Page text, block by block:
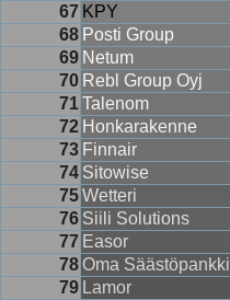
67 KPY
68 Posti Group
69 Netum
70 Rebl Group Oyj
71Talenom
72 Honkarakenne
73 Finnair
74 Sitowise
75Wetteri
76 Siili Solutions
77 Easor
78Oma Säästöpankki
79 Lamor